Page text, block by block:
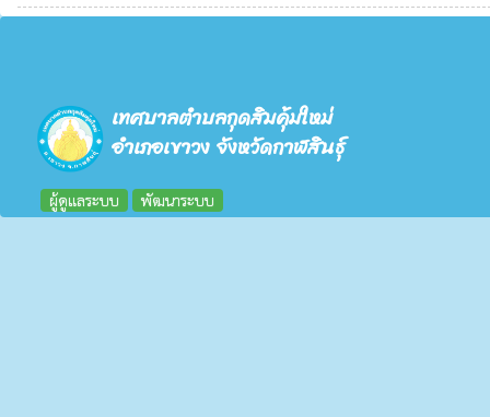
เทศบาลตำบลกุดสิมคุ้มใหม่
อำเภอเขาวง จังหวัดกาฬสินธุ์
ผู้ดูแลระบบ พัฒนาระบบ